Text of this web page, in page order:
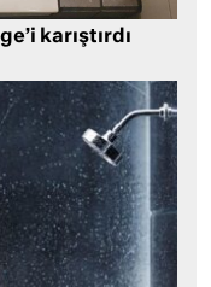
karıştırdı